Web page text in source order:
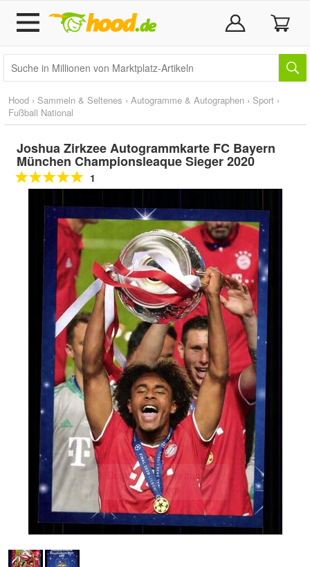
Hood › Sammeln & Seltenes › Autogramme & Autographen › Sport ›
Fußball National
Joshua Zirkzee Autogrammkarte FC Bayern
München Championsleaque Sieger 2020
1
Doppelt antippen zum
vergrößern